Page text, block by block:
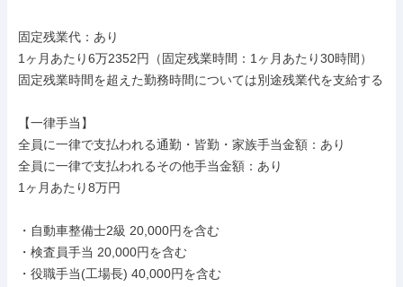
固定残業代：あり
1ヶ月あたり6万2352円（固定残業時間：1ヶ月あたり30時間）
固定残業時間を超えた勤務時間については別途残業代を支給する
【一律手当】
全員に一律で支払われる通勤・皆勤・家族手当金額：あり
全員に一律で支払われるその他手当金額：あり
1ヶ月あたり8万円
・自動車整備士2級 20,000円を含む
・検査員手当 20,000円を含む
・役職手当(工場長) 40,000円を含む